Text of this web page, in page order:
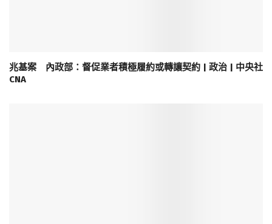
兆基案 內政部：督促業者積極履約或轉讓契約 | 政治 | 中央社
CNA